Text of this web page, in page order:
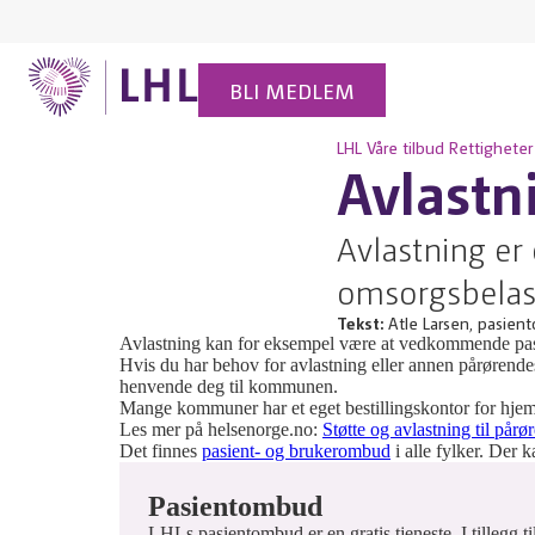
BLI MEDLEM
LHL Våre tilbud Rettigheter
Avlastning
Tekst: Atle Larsen,
Avlastning kan for eksempel være at vedkommende
Hvis du har behov for avlastning eller annen
henvende deg til kommunen.
Mange kommuner har et eget bestillingskontor for
Les mer på helsenorge.no: Støtte og avlastning til
Det finnes pasient- og brukerombud i alle fylker. Der
Pasientombud